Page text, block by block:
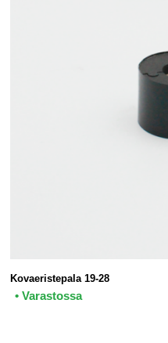
Kovaeristepala 19-28
• Varastossa